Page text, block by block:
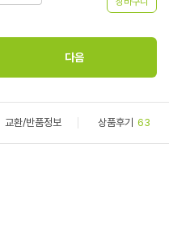
교환/반품정보 상품후기 63